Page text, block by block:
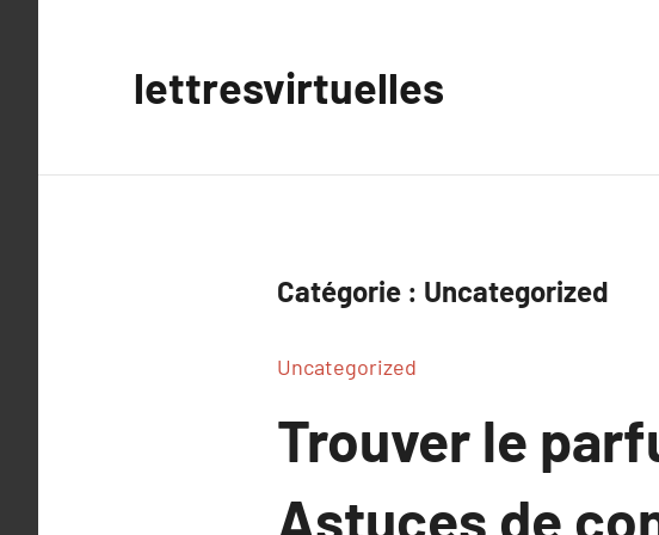
lettresvirtuelles
Catégorie : Uncategorized
Uncategorized
Trouver le
Astuces de